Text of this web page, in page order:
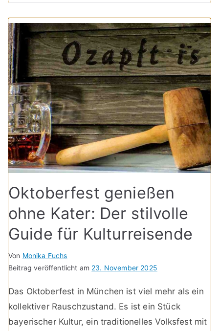
Oktoberfest genießen
ohne Kater: Der stilvolle
Guide für Kulturreisende
Von Monika Fuchs
Beitrag veröffentlicht am 23. November 2025
Das Oktoberfest in München ist viel mehr als ein
kollektiver Rauschzustand. Es ist ein Stück
bayerischer Kultur, ein traditionelles Volksfest mit